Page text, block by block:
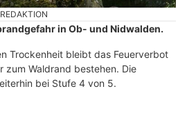
in Ob- und Nidwalden.
Trockenheit bleibt das Feuerverbot
zum Waldrand bestehen. Die
bei Stufe 4 von 5.